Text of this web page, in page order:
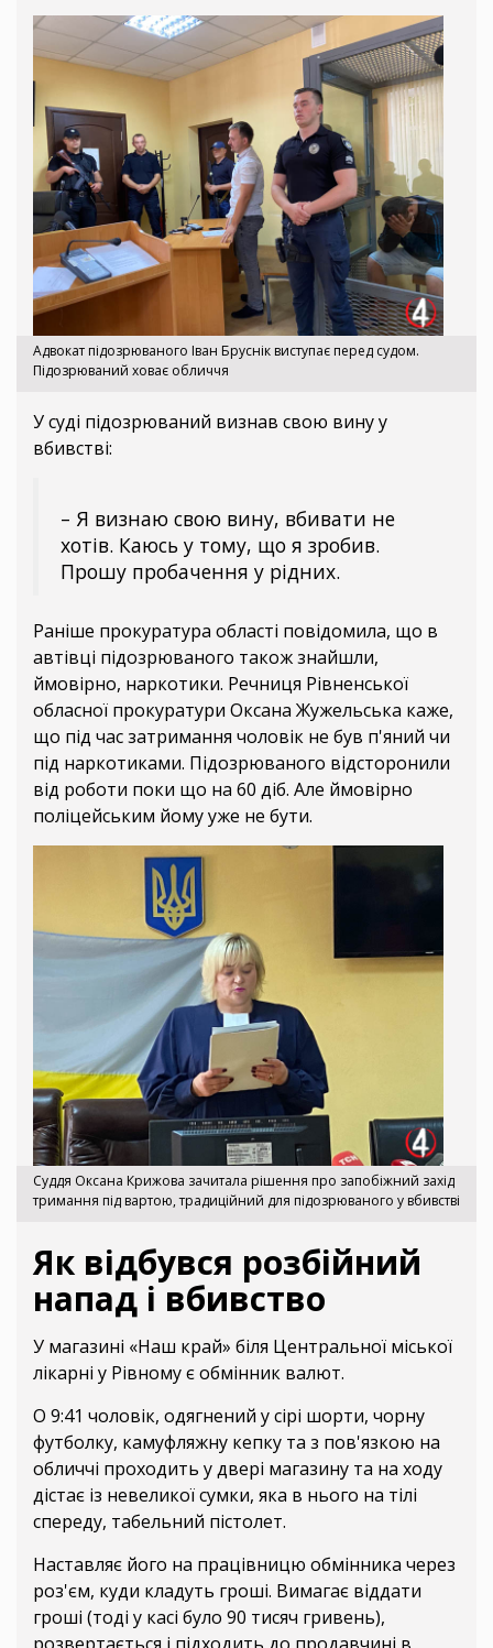
Адвокат підозрюваного Іван Бруснік виступає перед судом.
Підозрюваний ховає обличчя
У суді підозрюваний визнав свою вину у
вбивстві:
– Я визнаю свою вину, вбивати не
хотів. Каюсь у тому, що я зробив.
Прошу пробачення у рідних.
Раніше прокуратура області повідомила, що в
автівці підозрюваного також знайшли,
ймовірно, наркотики. Речниця Рівненської
обласної прокуратури Оксана Жужельська каже,
що під час затримання чоловік не був п'яний чи
під наркотиками. Підозрюваного відсторонили
від роботи поки що на 60 діб. Але ймовірно
поліцейським йому уже не бути.
Суддя Оксана Крижова зачитала рішення про запобіжний захід
тримання під вартою, традиційний для підозрюваного у вбивстві
Як відбувся розбійний
напад і вбивство
У магазині «Наш край» біля Центральної міської
лікарні у Рівному є обмінник валют.
О 9:41 чоловік, одягнений у сірі шорти, чорну
футболку, камуфляжну кепку та з пов'язкою на
обличчі проходить у двері магазину та на ходу
дістає із невеликої сумки, яка в нього на тілі
спереду, табельний пістолет.
Наставляє його на працівницю обмінника через
роз'єм, куди кладуть гроші. Вимагає віддати
гроші (тоді у касі було 90 тисяч гривень),